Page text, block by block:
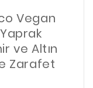
Vegan
ve Altın
Zarafet